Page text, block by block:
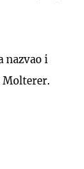
nazvao i